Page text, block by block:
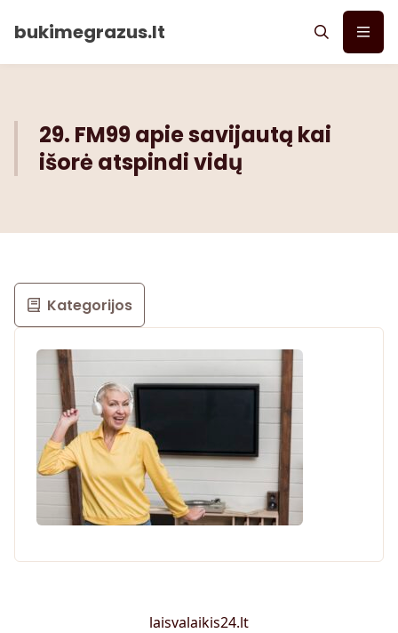
bukimegrazus.lt
29. FM99 apie savijautą kai
išorė atspindi vidų
Kategorijos
laisvalaikis24.lt